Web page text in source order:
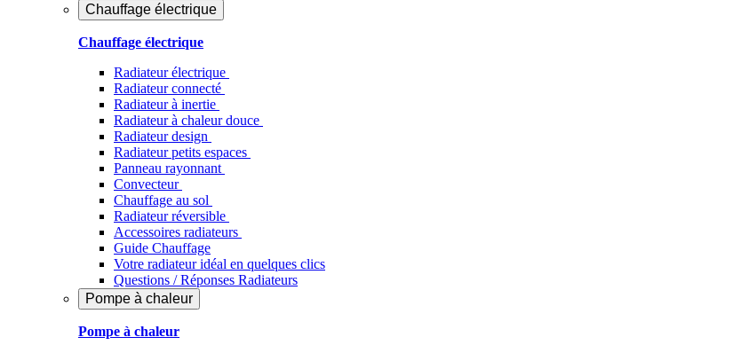
Chauffage électrique
Chauffage électrique
Radiateur électrique
Radiateur connecté
Radiateur à inertie
Radiateur à chaleur douce
Radiateur design
Radiateur petits espaces
Panneau rayonnant
Convecteur
Chauffage au sol
Radiateur réversible
Accessoires radiateurs
Guide Chauffage
Votre radiateur idéal en quelques clics
Questions / Réponses Radiateurs
Pompe à chaleur
Pompe à chaleur